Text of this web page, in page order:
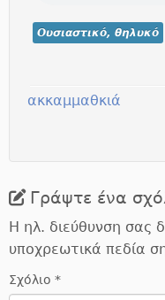
Ουσιαστικό, θηλυκό
ακκαμμαθκιά
Γράψτε ένα
Η ηλ. διεύθυνση σας
υποχρεωτικά πεδία
Σχόλιο *